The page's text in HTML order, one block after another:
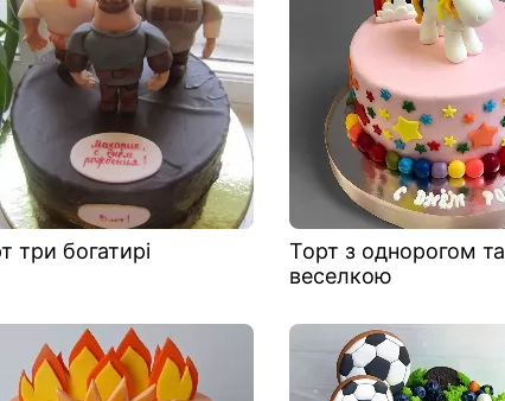
три богатирі
Торт з однорогом та
веселкою